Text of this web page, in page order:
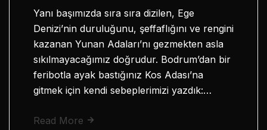
Yanı başımızda sıra sıra dizilen, Ege
Denizi’nin duruluğunu, şeffaflığını ve rengini
kazanan Yunan Adaları’nı gezmekten asla
sıkılmayacağımız doğrudur. Bodrum’dan bir
feribotla ayak bastığınız Kos Adası’na
gitmek için kendi sebeplerimizi yazdık:…
Read More